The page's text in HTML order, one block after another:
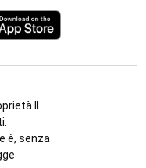
Il
è, senza